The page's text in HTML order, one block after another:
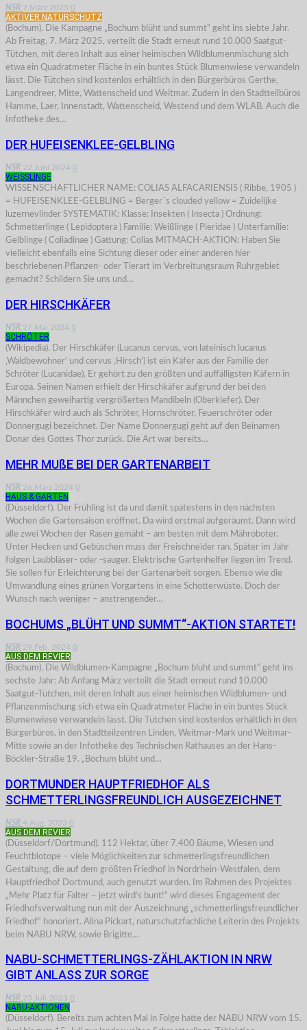
NSR 7.März 2025 0
AKTIVER NATURSCHUTZ
(Bochum). Die Kampagne „Bochum blüht und summt“ geht ins siebte Jahr.
Ab Freitag, 7. März 2025, verteilt die Stadt erneut rund 10.000 Saatgut-
Tütchen, mit deren Inhalt aus einer heimischen Wildblumenmischung sich
etwa ein Quadratmeter Fläche in ein buntes Stück Blumenwiese verwandeln
lässt. Die Tütchen sind kostenlos erhältlich in den Bürgerbüros Gerthe,
Langendreer, Mitte, Wattenscheid und Weitmar. Zudem in den Stadtteilbüros
Hamme, Laer, Innenstadt, Wattenscheid, Westend und dem WLAB. Auch die
Infotheke des…
DER HUFEISENKLEE-GELBLING
NSR 22.Juni 2024 0
WEISSLINGE
WISSENSCHAFTLICHER NAME: COLIAS ALFACARIENSIS ( Ribbe, 1905 )
= HUFEISENKLEE-GELBLING = Berger´s clouded yellow = Zuidelijke
luzernevlinder SYSTEMATIK: Klasse: Insekten ( Insecta ) Ordnung:
Schmetterlinge ( Lepidoptera ) Familie: Weißlinge ( Pieridae ) Unterfamilie:
Gelblinge ( Coliadinae ) Gattung: Colias MITMACH-AKTION: Haben Sie
vielleicht ebenfalls eine Sichtung dieser oder einer anderen hier
beschriebenen Pflanzen- oder Tierart im Verbreitungsraum Ruhrgebiet
gemacht? Schildern Sie uns und…
DER HIRSCHKÄFER
NSR 27.Mai 2024 1
SCHRÖTER
(Wikipedia). Der Hirschkäfer (Lucanus cervus, von lateinisch lucanus
‚Waldbewohner‘ und cervus ‚Hirsch‘) ist ein Käfer aus der Familie der
Schröter (Lucanidae). Er gehört zu den größten und auffälligsten Käfern in
Europa. Seinen Namen erhielt der Hirschkäfer aufgrund der bei den
Männchen geweihartig vergrößerten Mandibeln (Oberkiefer). Der
Hirschkäfer wird auch als Schröter, Hornschröter, Feuerschröter oder
Donnergugi bezeichnet. Der Name Donnergugi geht auf den Beinamen
Donar des Gottes Thor zurück. Die Art war bereits…
MEHR MUßE BEI DER GARTENARBEIT
NSR 26.März 2024 0
HAUS & GARTEN
(Düsseldorf). Der Frühling ist da und damit spätestens in den nächsten
Wochen die Gartensaison eröffnet. Da wird erstmal aufgeräumt. Dann wird
alle zwei Wochen der Rasen gemäht – am besten mit dem Mähroboter.
Unter Hecken und Gebüschen muss der Freischneider ran. Später im Jahr
folgen Laubbläser- oder -sauger. Elektrische Gartenhelfer liegen im Trend.
Sie sollen für Erleichterung bei der Gartenarbeit sorgen. Ebenso wie die
Umwandlung eines grünen Vorgartens in eine Schotterwüste. Doch der
Wunsch nach weniger – anstrengender…
BOCHUMS „BLÜHT UND SUMMT“-AKTION STARTET!
NSR 29.Feb. 2024 0
AUS DEM REVIER
(Bochum). Die Wildblumen-Kampagne „Bochum blüht und summt“ geht ins
sechste Jahr: Ab Anfang März verteilt die Stadt erneut rund 10.000
Saatgut-Tütchen, mit deren Inhalt aus einer heimischen Wildblumen- und
Pflanzenmischung sich etwa ein Quadratmeter Fläche in ein buntes Stück
Blumenwiese verwandeln lässt. Die Tütchen sind kostenlos erhältlich in den
Bürgerbüros, in den Stadtteilzentren Linden, Weitmar-Mark und Weitmar-
Mitte sowie an der Infotheke des Technischen Rathauses an der Hans-
Böckler-Straße 19. „Bochum blüht und…
DORTMUNDER HAUPTFRIEDHOF ALS
SCHMETTERLINGSFREUNDLICH AUSGEZEICHNET
NSR 4.Aug. 2023 0
AUS DEM REVIER
(Düsseldorf/Dortmund). 112 Hektar, über 7.400 Bäume, Wiesen und
Feuchtbiotope ­– viele Möglichkeiten zur schmetterlingsfreundlichen
Gestaltung, die auf dem größten Friedhof in Nordrhein-Westfalen, dem
Hauptfriedhof Dortmund, auch genutzt wurden. Im Rahmen des Projektes
„Mehr Platz für Falter – jetzt wird‘s bunt!“ wird dieses Engagement der
Friedhofsverwaltung nun mit der Auszeichnung „schmetterlingsfreundlicher
Friedhof“ honoriert. Alina Pickart, naturschutzfachliche Leiterin des Projekts
beim NABU NRW, sowie Brigitte…
NABU-SCHMETTERLINGS-ZÄHLAKTION IN NRW
GIBT ANLASS ZUR SORGE
NSR 25.Juli 2023 0
NABU-AKTIONEN
(Düsseldorf). Bereits zum achten Mal in Folge hatte der NABU NRW vom 15.